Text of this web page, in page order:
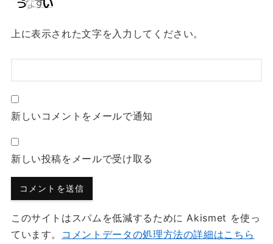
上に表示された文字を入力してください。
新しいコメントをメールで通知
新しい投稿をメールで受け取る
このサイトはスパムを低減するために Akismet を使っ
ています。 コメントデータの処理方法の詳細はこちら